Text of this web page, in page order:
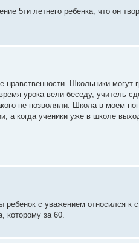
5ти летнего ребенка, что он
Школьники могут
урока вели беседу,
не позволяли. Школа в моем
а когда ученики уже в школе
с уважением относился
которому за 60.